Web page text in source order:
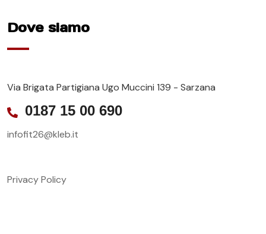
Dove siamo
Via Brigata Partigiana Ugo Muccini 139 - Sarzana
0187 15 00 690
infofit26@kleb.it
Privacy Policy